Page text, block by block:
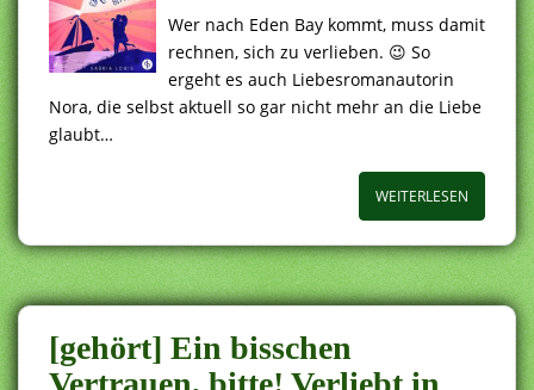
Wer nach Eden Bay kommt, muss damit
rechnen, sich zu verlieben. 😉 So
ergeht es auch Liebesromanautorin
Nora, die selbst aktuell so gar nicht mehr an die Liebe
glaubt…
WEITERLESEN
[gehört] Ein bisschen